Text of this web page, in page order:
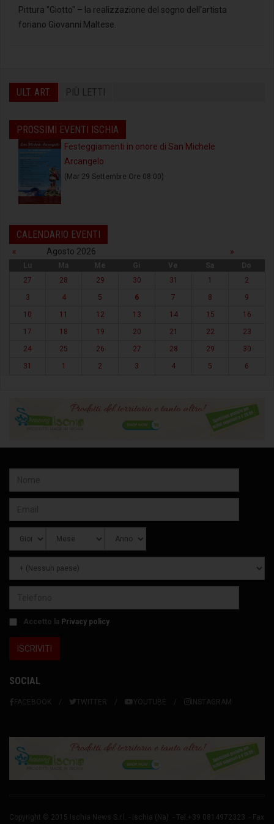
Pittura "Giotto" – la realizzazione del sogno dell'artista
foriano Giovanni Maltese.
ULT. ART. PIÙ LETTI
PROSSIMI EVENTI ISCHIA
Festeggiamenti in onore di San Michele
Arcangelo
(Mar 29 Settembre Ore 08:00)
CALENDARIO EVENTI
« Agosto 2026 »
Lu Ma Me Gi Ve Sa
Do
27
28 29 30 31 1
2
3
4 5 6 7 8
9
10
11 12 13 14 15
16
17
18 19 20 21 22
23
24
25 26 27 28 29
30
31
1 2 3 4 5 6
Accetto la Privacy policy
SOCIAL
FACEBOOK TWITTER YOUTUBE INSTAGRAM
Copyright © 2015 Ischia News S.r.l. - Ischia (Na) - Tel.+39 0814972323 - Fax